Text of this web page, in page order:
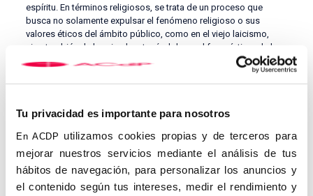
Tu privacidad es importante para nosotros
En ACDP utilizamos cookies propias y de terceros para
mejorar nuestros servicios mediante el análisis de tus
hábitos de navegación, para personalizar los anuncios y
el contenido según tus intereses, medir el rendimiento y
espíritu. En términos religiosos, se trata de un proceso que
busca no solamente expulsar el fenómeno religioso o sus
valores éticos del ámbito público, como en el viejo laicismo,
sino también de lo privado, atacándolo en el fuero íntimo de las
conciencias, las familias, los colegios, las iglesias, la economía,
el ocio, el lenguaje, los gestos… En términos civiles, amenaza
con destruir las raíces de la democracia, la tolerancia, la
de las libertades recogidas en las cartas de derechos humanos
hicieron grande nuestra tradición occidental y europea.
compartir ideas y expresarnos sin las ataduras de lo
políticamente correcto.